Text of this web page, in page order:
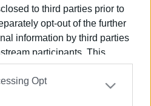
to third parties prior to
opt-out of the further
information by third parties
participants. This
by us to third parties
Participants
that may
third parties.
Opt
2026/15:10
Έκθεση ζωγραφικής στους
18-30/ 6/2026
διεθνής διάκριση για τους